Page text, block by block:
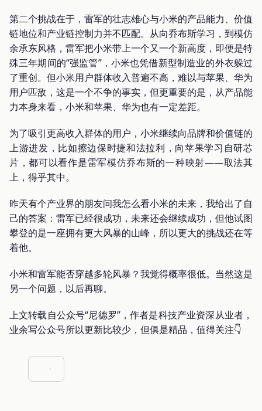
第二个挑战在于，雷军的壮志雄心与小米的产品能力、价值
链地位和产业链控制力并不匹配。从向乔布斯学习，到模仿
余承东风格，雷军把小米带上一个又一个新高度，即便是特
殊三年期间的“强监管”，小米也凭借新型制造业的外衣躲过
了重创。但小米用户群体收入普遍不高，难以与苹果、华为
用户匹敌，这是一个不争的事实，但更重要的是，从产品能
力本身来看，小米和苹果、华为也有一定差距。
为了吸引更高收入群体的用户，小米继续向品牌和价值链的
上游进发，比如擦边保时捷和法拉利，向苹果学习自研芯
片，都可以看作是雷军模仿乔布斯的一种映射——取法其
上，得乎其中。
昨天有个产业界的朋友问我怎么看小米的未来，我给出了自
己的答案：雷军已经很成功，未来还会继续成功，但他试图
攀登的是一座拥有更大风暴的山峰，所以更大的挑战还在等
着他。
小米和雷军能否穿越多轮风暴？我觉得概率很低。当然这是
另一个问题，以后再聊。
上文转载自公众号“尼德罗”，作者是科技产业资深从业者，
业余写公众号所以更新比较少，但俱是精品，值得关注👇